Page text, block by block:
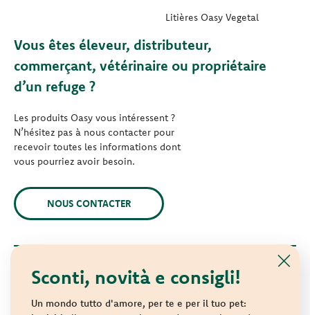
Sconti, novità e consigli!
Un mondo tutto d'amore, per te e per il tuo pet:
Litières Oasy Vegetal
Vous êtes éleveur, distributeur,
commerçant, vétérinaire ou propriétaire
d’un refuge ?
Les produits Oasy vous intéressent ?
N’hésitez pas à nous contacter pour
recevoir toutes les informations dont
vous pourriez avoir besoin.
NOUS CONTACTER
© 2021 Oasy. Tous droits réservés.
Wonderfood S.p.A. Strada dei Censiti, 2 - 47891 République de